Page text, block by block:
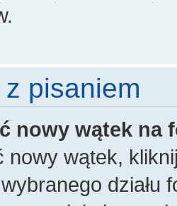
pisaniem
nowy wątek na
nowy wątek,
działu